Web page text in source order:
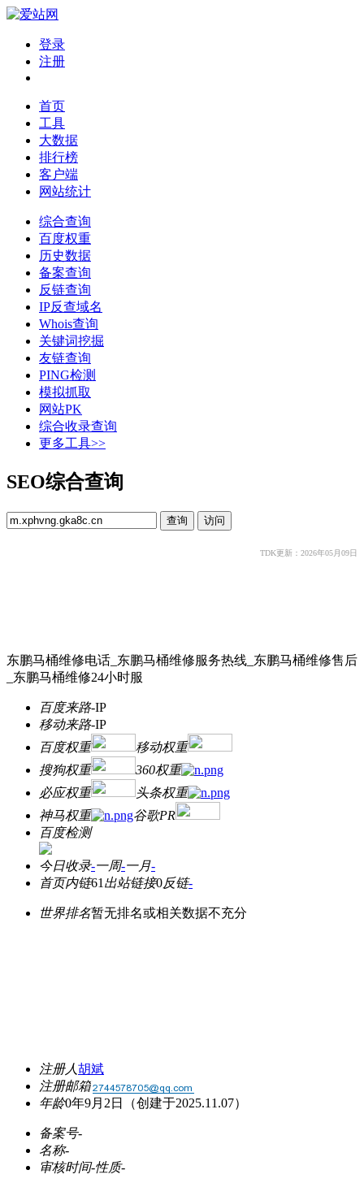
登录
注册
首页
工具
大数据
排行榜
客户端
网站统计
综合查询
百度权重
历史数据
备案查询
反链查询
IP反查域名
Whois查询
关键词挖掘
友链查询
PING检测
模拟抓取
网站PK
综合收录查询
更多工具>>
SEO综合查询
TDK更新：2026年05月09日
东鹏马桶维修电话_东鹏马桶维修服务热线_东鹏马桶维修售后
_东鹏马桶维修24小时服
百度来路-IP
移动来路-IP
百度权重
移动权重
搜狗权重
360权重
必应权重
头条权重
神马权重
谷歌PR
百度检测
今日收录-一周-一月-
首页内链61 出站链接0反链-
世界排名暂无排名或相关数据不充分
注册人胡斌
注册邮箱
年龄0年9月2日 （创建于2025.11.07）
备案号-
名称-
审核时间-性质-